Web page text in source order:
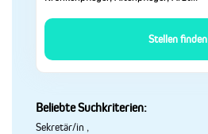
Stellen finden
Beliebte Suchkriterien:
Sekretär/in ,